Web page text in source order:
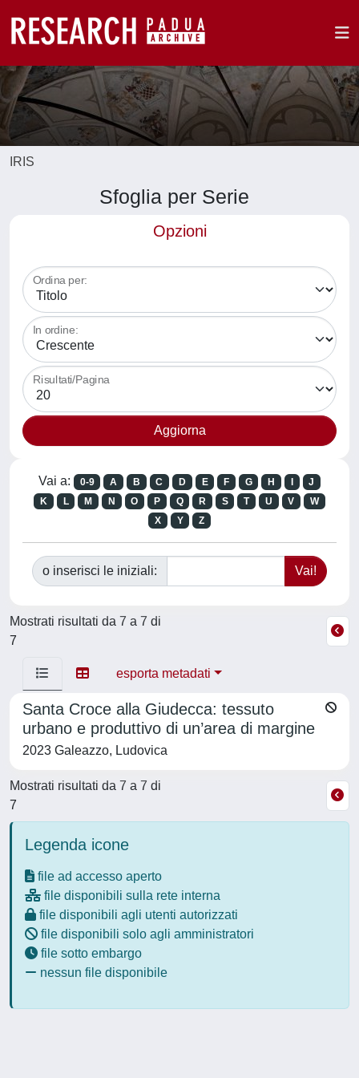
IRIS
Sfoglia per Serie
Opzioni
Ordina per:
In ordine:
Risultati/Pagina
Vai a: 0-9 A B C D E F G H
J
K
L M N O P Q R S T U V
W
X
Y Z
o inserisci le iniziali:
Mostrati risultati da 7 a 7 di
7
esporta metadati
Santa Croce alla Giudecca: tessuto
urbano e produttivo di un’area di margine
2023 Galeazzo, Ludovica
Mostrati risultati da 7 a 7 di
7
Legenda icone
file ad accesso aperto
file disponibili sulla rete interna
file disponibili agli utenti autorizzati
file disponibili solo agli amministratori
file sotto embargo
nessun file disponibile